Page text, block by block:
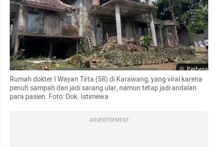
Perbesar
Rumah dokter I Wayan Tirta (58) di Karawang, yang viral karena
penuh sampah dan jadi sarang ular, namun tetap jadi andalan
para pasien. Foto: Dok. Istimewa
ADVERTISEMENT